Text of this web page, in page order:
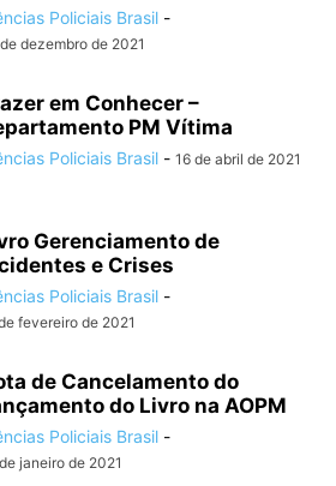
Policiais Brasil -
dezembro de 2021
em Conhecer –
PM Vítima
Policiais Brasil - 16 de abril de 2021
Gerenciamento de
e Crises
Policiais Brasil -
fevereiro de 2021
de Cancelamento do
do Livro na AOPM
Policiais Brasil -
janeiro de 2021